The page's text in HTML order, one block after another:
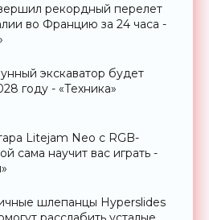
рекордный перелет
во Францию за 24 часа -
экскаватор будет
году - «Техника»
Litejam Neo с RGB-
сама научит вас играть -
шлепанцы Hyperslides